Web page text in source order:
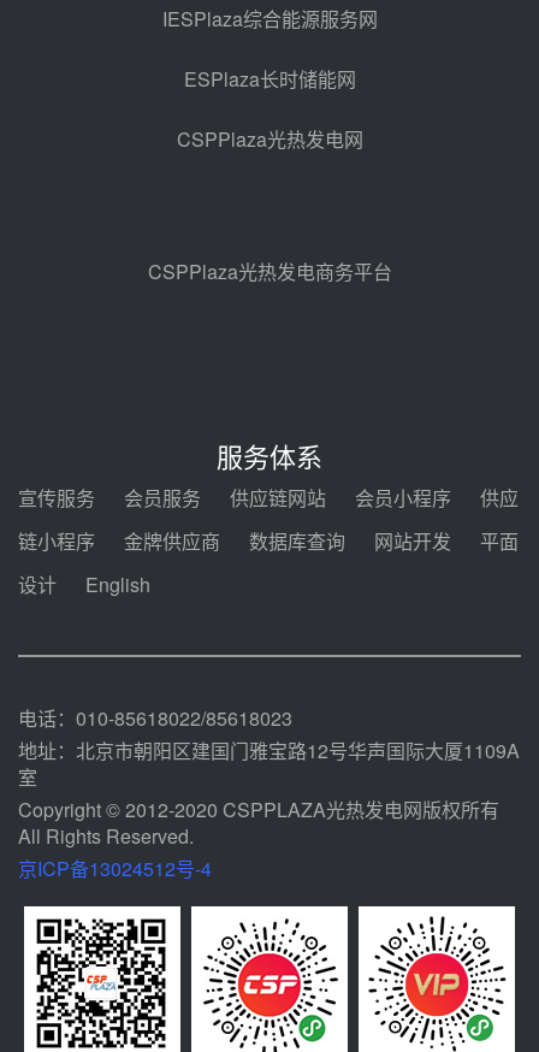
光热示范电站二列蒸汽发生器设备
亚核阀业中标天山北麓100MW光
热发电工程EPC总承包项目熔盐截
止阀、熔盐三偏心蝶阀采购
08-05 17:15
包项目熔盐介质超声波流量计采购
08-05 17:09
电机组灵活性改造项目三元液态盐
采购合同
迪尔化工预中标华能西安热工院
2026-2029年熔盐介质框架协议
100MW光热项目机组调试及性能
IESPlaza综合能源服务网
ESPlaza长时储能网
CSPPlaza光热发电网
CSPPlaza光热发电商务平台
服务体系
宣传服务 会员服务 供应链网站 会员小程序
供应
链小程序
金牌供应商 数据库查询 网站开发
平面
设计
English
电话：010-85618022/85618023
地址：北京市朝阳区建国门雅宝路12号华声国际大厦1109A
室
Copyright © 2012-2020 CSPPLAZA光热发电网版权所有
All Rights Reserved.
京ICP备13024512号-4